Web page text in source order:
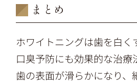
まとめ
ホワイトニングは歯を白く
口臭予防にも効果的な治療
歯の表面が滑らかになり、